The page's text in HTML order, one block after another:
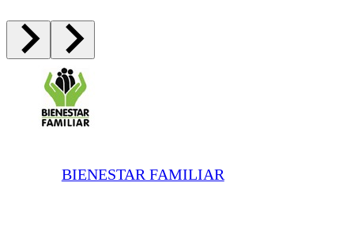
BIENESTAR FAMILIAR